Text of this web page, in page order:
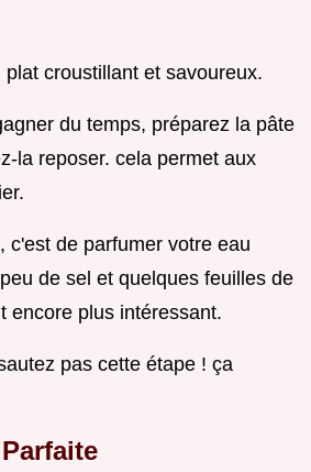
croustillant et savoureux.
du temps, préparez la pâte
la reposer. cela permet aux
c'est de parfumer votre eau
de sel et quelques feuilles de
encore plus intéressant.
pas cette étape ! ça